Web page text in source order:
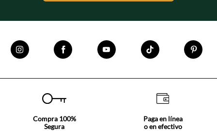
Compra 100%
Segura
Paga en línea
o en efectivo